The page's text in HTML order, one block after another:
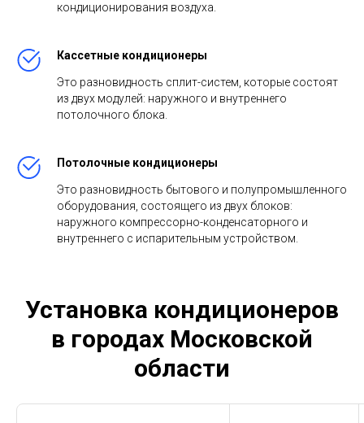
кондиционирования воздуха.
Кассетные кондиционеры
Это разновидность сплит-систем, которые состоят
из двух модулей: наружного и внутреннего
потолочного блока.
Потолочные кондиционеры
Это разновидность бытового и полупромышленного
оборудования, состоящего из двух блоков:
наружного компрессорно-конденсаторного и
внутреннего с испарительным устройством.
Установка кондиционеров
в городах Московской
области